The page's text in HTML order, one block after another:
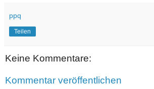
ppq
Teilen
Keine Kommentare:
Kommentar veröffentlichen